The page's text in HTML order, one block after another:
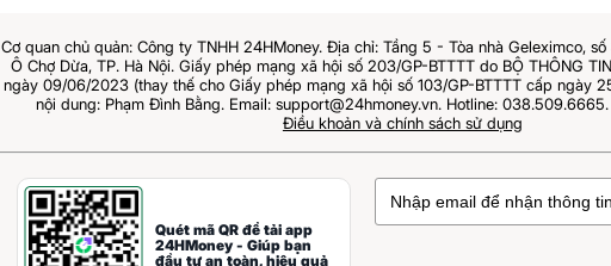
Cơ quan chủ quản: Công ty TNHH 24HMoney. Địa chỉ: Tầng 5 - Tòa nhà Geleximco,
Ô Chợ Dừa, TP. Hà Nội. Giấy phép mạng xã hội số 203/GP-BTTTT do BỘ THÔNG
ngày 09/06/2023 (thay thế cho Giấy phép mạng xã hội số 103/GP-BTTTT cấp ngày
nội dung: Phạm Đình Bằng. Email: support@24hmoney.vn. Hotline:
Điều khoản và chính sách sử dụng
Quét mã QR để tải app
24HMoney - Giúp bạn
đầu tư an toàn, hiệu quả